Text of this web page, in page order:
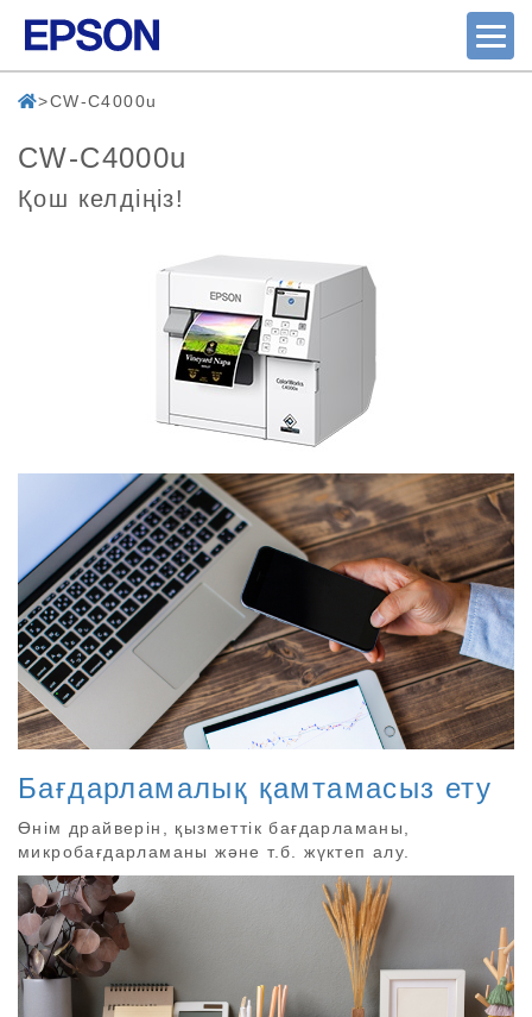
CW-C4000u
CW-C4000u
Қош келдіңіз!
Бағдарламалық қамтамасыз ету
Өнім драйверін, қызметтік бағдарламаны,
микробағдарламаны және т.б. жүктеп алу.